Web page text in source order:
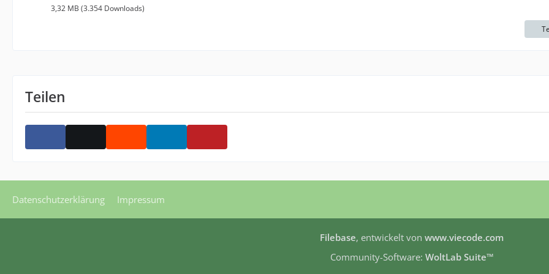
3,32 MB (3.354 Downloads)
Teilen
Datenschutzerklärung Impressum
Filebase, entwickelt von www.viecode.com
Community-Software: WoltLab Suite™